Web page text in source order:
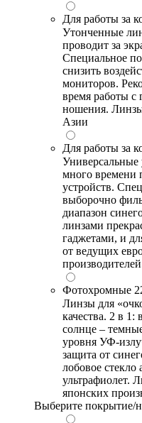
Для работы за
Утонченные
проводит за
Специальное
снизить
мониторов.
время работы с
ношения.
Азии
Для работы за
Универсальные
много времени
устройств.
выборочно
диапазон
линзами
гаджетами, и
от ведущих
Фотохромные
Линзы для
качества. 2 в
солнце –
уровня УФ-
защита от
лобовое стекло
ультрафиолет.
японских
Выберите покрытие/